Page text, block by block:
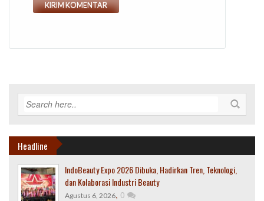
Headline
IndoBeauty Expo 2026 Dibuka, Hadirkan Tren, Teknologi,
dan Kolaborasi Industri Beauty
Agustus 6, 2026, 0